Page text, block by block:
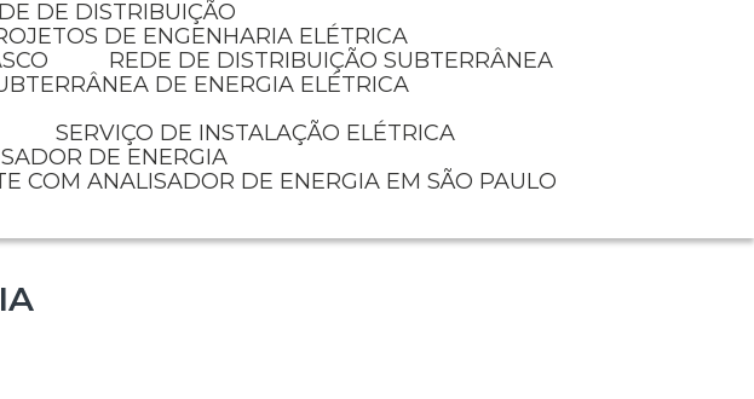
DE DISTRIBUIÇÃO
DE ENGENHARIA ELÉTRICA
REDE DE DISTRIBUIÇÃO SUBTERRÂNEA
DE ENERGIA ELÉTRICA
SERVIÇO DE INSTALAÇÃO ELÉTRICA
DE ENERGIA
COM ANALISADOR DE ENERGIA EM SÃO PAULO